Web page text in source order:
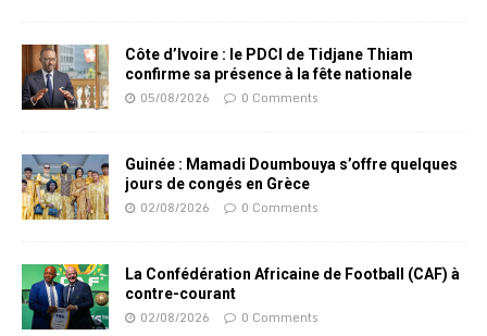
Côte d’Ivoire : le PDCI de Tidjane Thiam
confirme sa présence à la fête nationale
05/08/2026 0 Comments
Guinée : Mamadi Doumbouya s’offre quelques
jours de congés en Grèce
02/08/2026 0 Comments
La Confédération Africaine de Football (CAF) à
contre-courant
02/08/2026 0 Comments